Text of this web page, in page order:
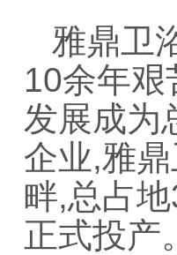
雅鼎卫
10余年
发展成为
企业,雅
畔,总占
正式投产